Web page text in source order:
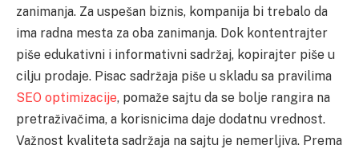
zanimanja. Za uspešan biznis, kompanija bi trebalo da
ima radna mesta za oba zanimanja. Dok kontentrajter
piše edukativni i informativni sadržaj, kopirajter piše u
cilju prodaje. Pisac sadržaja piše u skladu sa pravilima
SEO optimizacije, pomaže sajtu da se bolje rangira na
pretraživačima, a korisnicima daje dodatnu vrednost.
Važnost kvaliteta sadržaja na sajtu je nemerljiva. Prema